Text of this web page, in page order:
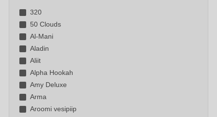
320
50 Clouds
Al-Mani
Aladin
Aliit
Alpha Hookah
Amy Deluxe
Arma
Aroomi vesipiip